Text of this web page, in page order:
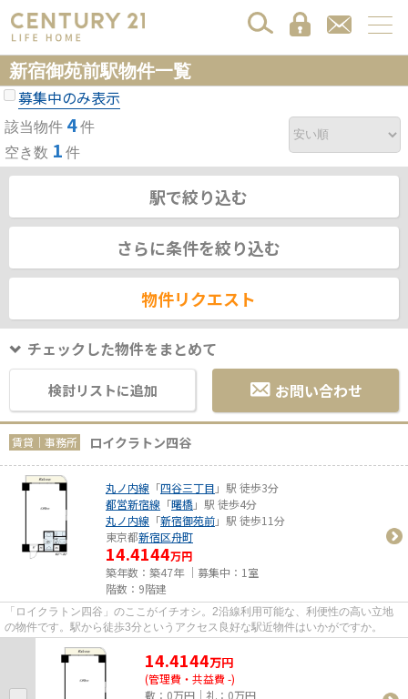
新宿御苑前駅物件一覧
募集中のみ表示
該当物件 4件
空き数 1 件
駅で絞り込む
さらに条件を絞り込む
物件リクエスト
チェックした物件をまとめて
検討リストに追加 お問い合わせ
賃貸｜事務所 ロイクラトン四谷
丸ノ内線 「四谷三丁目 」駅 徒歩3分
都営新宿線 「曙橋」駅 徒歩4分
丸ノ内線 「新宿御苑前」駅 徒歩11分
東京都新宿区舟町
14.4144万円
築年数：築47年 ｜募集中： 1室
階数：9階建
「ロイクラトン四谷」のここがイチオシ。2沿線利用可能な、利便性の高い立地
の物件です。駅から徒歩3分というアクセス良好な駅近物件はいかがですか。
14.4144万円
(管理費・共益費 -)
敷：0万円｜礼：0万円